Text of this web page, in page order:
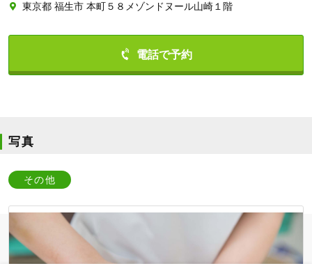
東京都 福生市 本町５８メゾンドヌール山崎１階
写真
その他
0425535445